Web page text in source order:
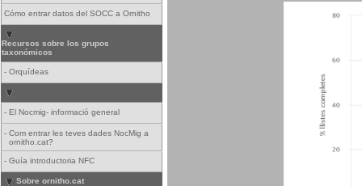
Cómo entrar datos del SOCC a Ornitho
Recursos sobre los grupos
taxonómicos
- Orquídeas
- El Nocmig- informació general
- Com entrar les teves dades NocMig a
ornitho.cat?
- Guía introductoria NFC
Sobre ornitho.cat